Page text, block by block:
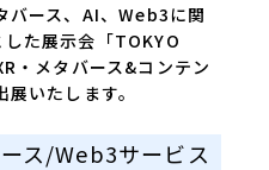
バース、AI、Web3に関
た展示会「TOKYO
・メタバース&コンテン
いたします。
ス/Web3サービス